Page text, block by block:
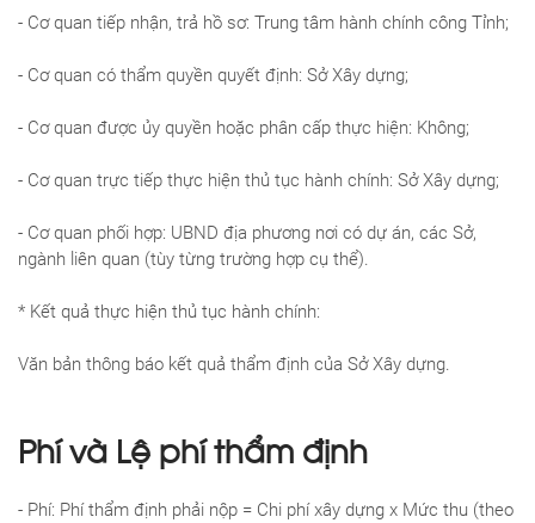
- Cơ quan tiếp nhận, trả hồ sơ: Trung tâm hành chính công Tỉnh;
- Cơ quan có thẩm quyền quyết định: Sở Xây dựng;
- Cơ quan được ủy quyền hoặc phân cấp thực hiện: Không;
- Cơ quan trực tiếp thực hiện thủ tục hành chính: Sở Xây dựng;
- Cơ quan phối hợp: UBND địa phương nơi có dự án, các Sở,
ngành liên quan (tùy từng trường hợp cụ thể).
* Kết quả thực hiện thủ tục hành chính:
Văn bản thông báo kết quả thẩm định của Sở Xây dựng.
Phí và Lệ phí thẩm định
- Phí: Phí thẩm định phải nộp = Chi phí xây dựng x Mức thu (theo